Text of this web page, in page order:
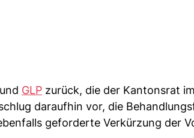
und GLP zurück, die der Kantonsrat
daraufhin vor, die
geforderte Verkürzung der